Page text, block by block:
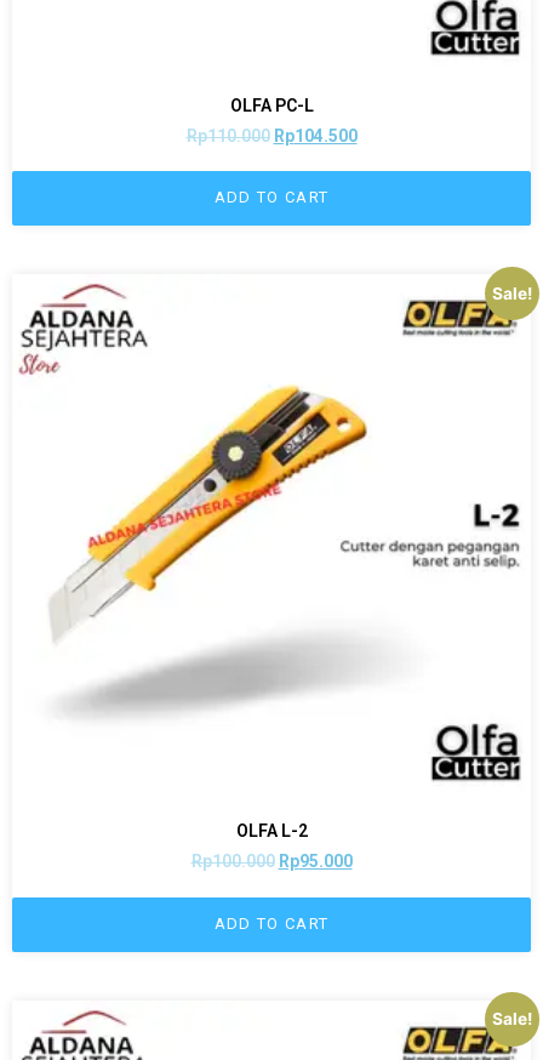
OLFA PC-L
Rp110.000 Rp104.500
ADD TO CART
Sale!
OLFA L-2
Rp100.000 Rp95.000
ADD TO CART
Sale!